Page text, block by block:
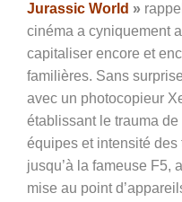
Jurassic World »
cinéma a cyniquement
capitaliser encore et
familières. Sans
avec un photocopieur
établissant le trauma
équipes et intensité
jusqu’à la fameuse F5,
mise au point